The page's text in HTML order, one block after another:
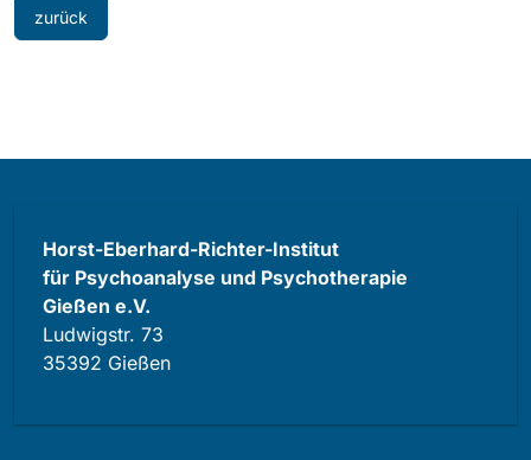
zurück
Horst-Eberhard-Richter-Institut
für Psychoanalyse und Psychotherapie
Gießen e.V.
Ludwigstr. 73
35392 Gießen